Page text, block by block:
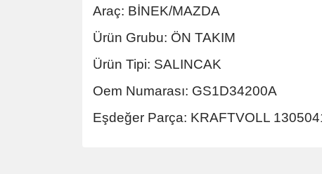
Araç: BİNEK/MAZDA
Ürün Grubu: ÖN TAKIM
Ürün Tipi: SALINCAK
Oem Numarası: GS1D34200A
Eşdeğer Parça: KRAFTVOLL